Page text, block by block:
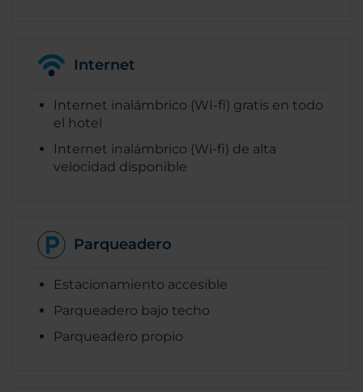
Internet
Internet inalámbrico (WI-fi) gratis en todo
el hotel
Internet inalámbrico (Wi-fi) de alta
velocidad disponible
Parqueadero
Estacionamiento accesible
Parqueadero bajo techo
Parqueadero propio